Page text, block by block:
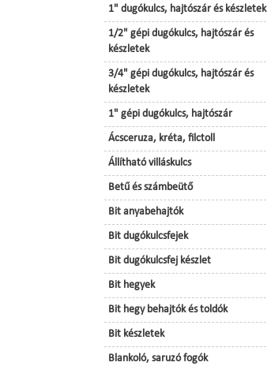
1" dugókulcs, hajtószár és készletek
1/2" gépi dugókulcs, hajtószár és
készletek
3/4" gépi dugókulcs, hajtószár és
készletek
1" gépi dugókulcs, hajtószár
Ácsceruza, kréta, filctoll
Állítható villáskulcs
Betű és számbeütő
Bit anyabehajtók
Bit dugókulcsfejek
Bit dugókulcsfej készlet
Bit hegyek
Bit hegy behajtók és toldók
Bit készletek
Blankoló, saruzó fogók